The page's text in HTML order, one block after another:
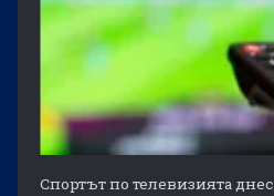
Спортът по телевизията днес